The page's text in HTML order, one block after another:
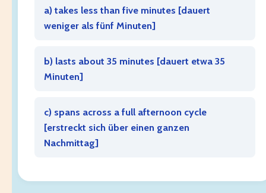
a) takes less than five minutes [dauert
weniger als fünf Minuten]
b) lasts about 35 minutes [dauert etwa 35
Minuten]
c) spans across a full afternoon cycle
[erstreckt sich über einen ganzen
Nachmittag]